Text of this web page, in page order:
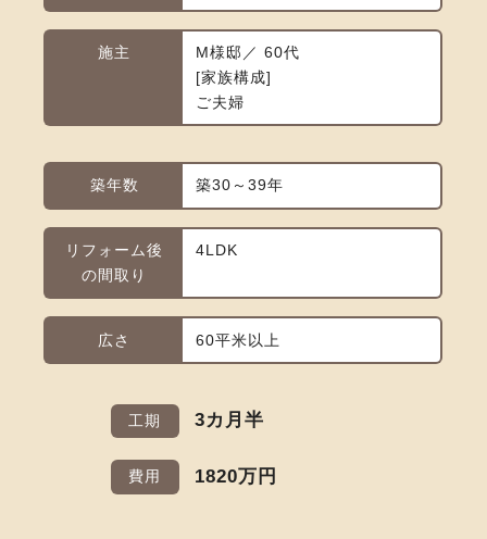
施主
M様邸／ 60代
家族構成
ご夫婦
築年数 築30～39年
リフォーム後
の間取り
4LDK
広さ 60平米以上
工期 3カ月半
費用 1820万円